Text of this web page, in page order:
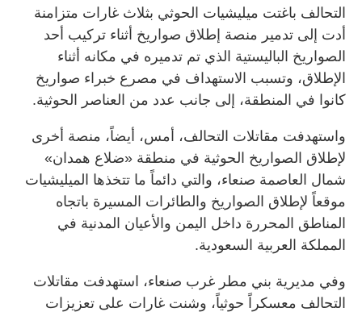
التحالف باغتت ميليشيات الحوثي بثلاث غارات متزامنة
أدت إلى تدمير منصة إطلاق صواريخ أثناء تركيب أحد
الصواريخ الباليستية الذي تم تدميره في مكانه أثناء
الإطلاق، وتسبب الاستهداف في مصرع خبراء صواريخ
كانوا في المنطقة، إلى جانب عدد من العناصر الحوثية.
واستهدفت مقاتلات التحالف، أمس، أيضاً، منصة أخرى
لإطلاق الصواريخ الحوثية في منطقة «ضلاع همدان»
شمال العاصمة صنعاء، والتي دائماً ما تتخذها الميليشيات
موقعاً لإطلاق الصواريخ والطائرات المسيرة باتجاه
المناطق المحررة داخل اليمن والأعيان المدنية في
المملكة العربية السعودية.
وفي مديرية بني مطر غرب صنعاء، استهدفت مقاتلات
التحالف معسكراً حوثياً، وشنت غارات على تعزيزات